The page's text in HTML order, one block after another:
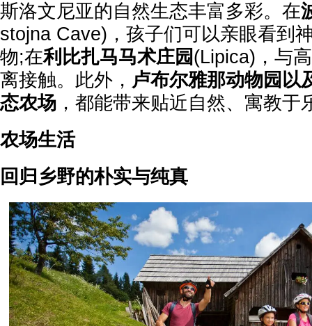
斯洛文尼亚的自然生态丰富多彩。在
stojna Cave)，孩子们可以亲眼看到
物;在利比扎马马术庄园(Lipica)，与
离接触。此外， 卢布尔雅那动物园以
态农场 ，都能带来贴近自然、寓教于
农场生活
回归乡野的朴实与纯真